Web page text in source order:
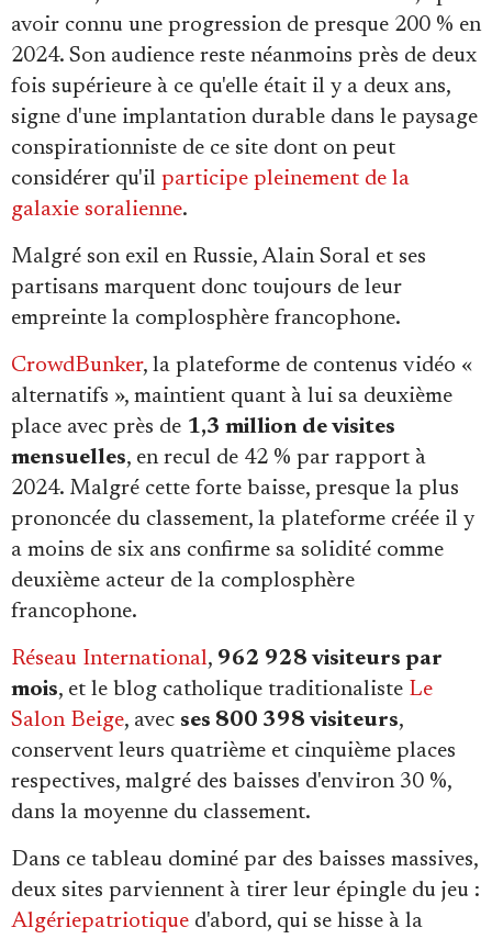
avoir connu une progression de presque 200 % en
2024. Son audience reste néanmoins près de deux
fois supérieure à ce qu'elle était il y a deux ans,
signe d'une implantation durable dans le paysage
conspirationniste de ce site dont on peut
considérer qu'il participe pleinement de la
galaxie soralienne.
Malgré son exil en Russie, Alain Soral et ses
partisans marquent donc toujours de leur
empreinte la complosphère francophone.
CrowdBunker, la plateforme de contenus vidéo «
alternatifs », maintient quant à lui sa deuxième
place avec près de 1,3 million de visites
mensuelles, en recul de 42 % par rapport à
2024. Malgré cette forte baisse, presque la plus
prononcée du classement, la plateforme créée il y
a moins de six ans confirme sa solidité comme
deuxième acteur de la complosphère
francophone.
Réseau International, 962 928 visiteurs par
mois, et le blog catholique traditionaliste Le
Salon Beige, avec ses 800 398 visiteurs,
conservent leurs quatrième et cinquième places
respectives, malgré des baisses d'environ 30 %,
dans la moyenne du classement.
Dans ce tableau dominé par des baisses massives,
deux sites parviennent à tirer leur épingle du jeu :
Algériepatriotique d'abord, qui se hisse à la